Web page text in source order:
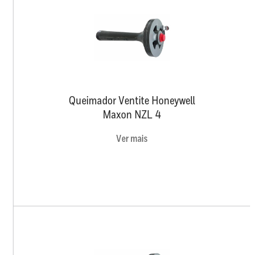
Queimador Ventite Honeywell
Maxon NZL 4
Ver mais